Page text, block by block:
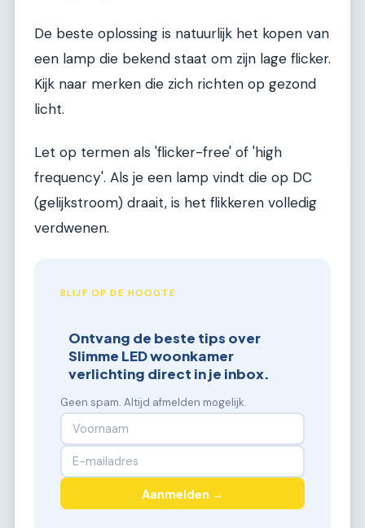
De beste oplossing is natuurlijk het kopen van
een lamp die bekend staat om zijn lage flicker.
Kijk naar merken die zich richten op gezond
licht.
Let op termen als 'flicker-free' of 'high
frequency'. Als je een lamp vindt die op DC
(gelijkstroom) draait, is het flikkeren volledig
verdwenen.
BLIJF OP DE HOOGTE
Ontvang de beste tips over
Slimme LED woonkamer
verlichting direct in je inbox.
Geen spam. Altijd afmelden mogelijk.
Aanmelden →